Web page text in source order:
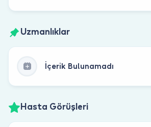
Uzmanlıklar
İçerik Bulunamadı
Hasta Görüşleri